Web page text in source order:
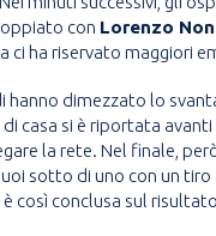
con Lorenzo
ci ha riservato maggiori
hanno dimezzato lo
casa si è riportata avanti
la rete. Nel finale,
sotto di uno con un tiro
è così conclusa sul